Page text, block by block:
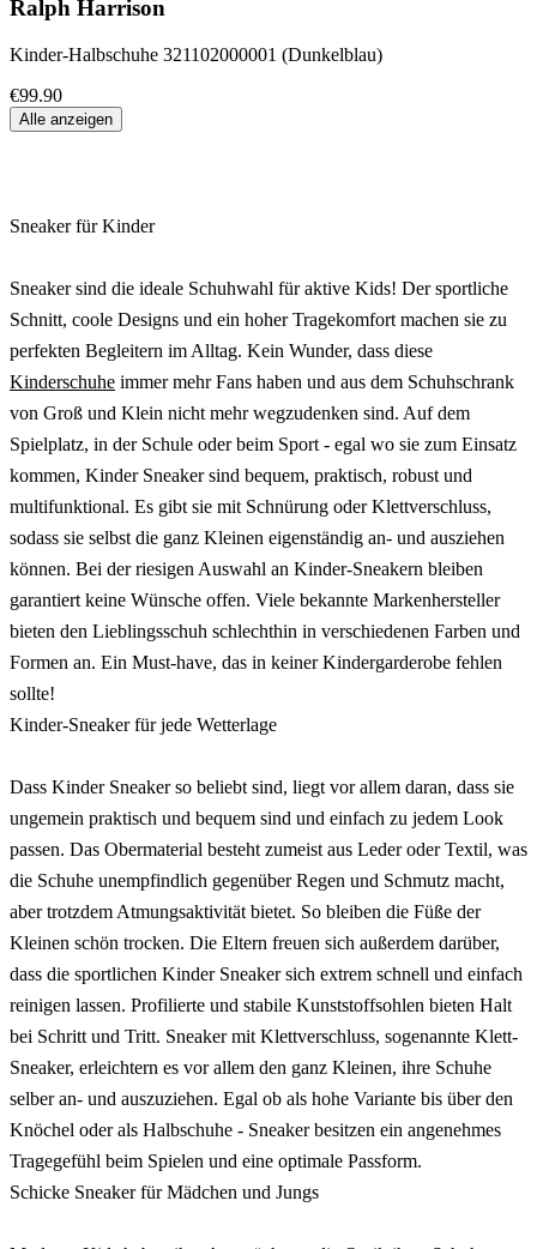
Ralph Harrison
Kinder-Halbschuhe 321102000001 (Dunkelblau)
€99.90
Alle anzeigen
Sneaker für Kinder
Sneaker sind die ideale Schuhwahl für aktive Kids! Der sportliche
Schnitt, coole Designs und ein hoher Tragekomfort machen sie zu
perfekten Begleitern im Alltag. Kein Wunder, dass diese
Kinderschuhe immer mehr Fans haben und aus dem Schuhschrank
von Groß und Klein nicht mehr wegzudenken sind. Auf dem
Spielplatz, in der Schule oder beim Sport - egal wo sie zum Einsatz
kommen, Kinder Sneaker sind bequem, praktisch, robust und
multifunktional. Es gibt sie mit Schnürung oder Klettverschluss,
sodass sie selbst die ganz Kleinen eigenständig an- und ausziehen
können. Bei der riesigen Auswahl an Kinder-Sneakern bleiben
garantiert keine Wünsche offen. Viele bekannte Markenhersteller
bieten den Lieblingsschuh schlechthin in verschiedenen Farben und
Formen an. Ein Must-have, das in keiner Kindergarderobe fehlen
sollte!
Kinder-Sneaker für jede Wetterlage
Dass Kinder Sneaker so beliebt sind, liegt vor allem daran, dass sie
ungemein praktisch und bequem sind und einfach zu jedem Look
passen. Das Obermaterial besteht zumeist aus Leder oder Textil, was
die Schuhe unempfindlich gegenüber Regen und Schmutz macht,
aber trotzdem Atmungsaktivität bietet. So bleiben die Füße der
Kleinen schön trocken. Die Eltern freuen sich außerdem darüber,
dass die sportlichen Kinder Sneaker sich extrem schnell und einfach
reinigen lassen. Profilierte und stabile Kunststoffsohlen bieten Halt
bei Schritt und Tritt. Sneaker mit Klettverschluss, sogenannte Klett-
Sneaker, erleichtern es vor allem den ganz Kleinen, ihre Schuhe
selber an- und auszuziehen. Egal ob als hohe Variante bis über den
Knöchel oder als Halbschuhe - Sneaker besitzen ein angenehmes
Tragegefühl beim Spielen und eine optimale Passform.
Schicke Sneaker für Mädchen und Jungs